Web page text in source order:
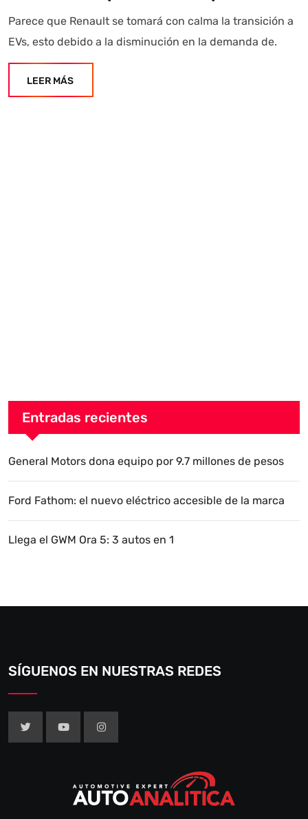
Parece que Renault se tomará con calma la transición a
EVs, esto debido a la disminución en la demanda de.
LEER MÁS
Entradas recientes
General Motors dona equipo por 9.7 millones de pesos
Ford Fathom: el nuevo eléctrico accesible de la marca
Llega el GWM Ora 5: 3 autos en 1
SÍGUENOS EN NUESTRAS REDES